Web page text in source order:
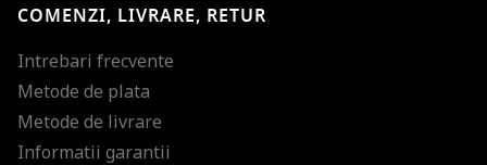
COMENZI, LIVRARE, RETUR
Intrebari frecvente
Metode de plata
Metode de livrare
Informatii garantii